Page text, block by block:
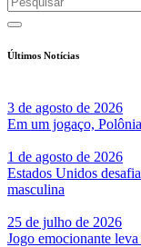
Últimos Notícias
3 de agosto de 2026
Em um jogaço,
1 de agosto de 2026
Estados Unidos
masculina
25 de julho de 2026
Jogo emocionante